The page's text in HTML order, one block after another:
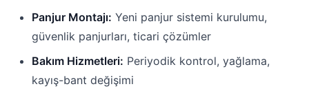
Panjur Montajı: Yeni panjur sistemi kurulumu,
güvenlik panjurları, ticari çözümler
Bakım Hizmetleri: Periyodik kontrol, yağlama,
kayış-bant değişimi